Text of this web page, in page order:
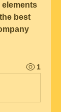
best
1